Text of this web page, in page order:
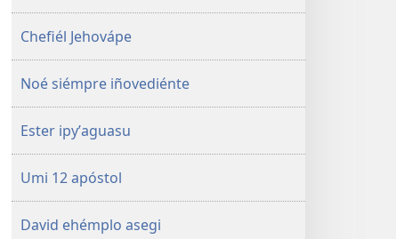
Chefiél Jehovápe
Noé siémpre iñovediénte
Ester ipyʼaguasu
Umi 12 apóstol
David ehémplo asegi